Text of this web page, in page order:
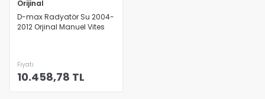
Orijinal
D-max Radyatör Su 2004-
2012 Orjinal Manuel Vites
Fiyatı
10.458,78 TL